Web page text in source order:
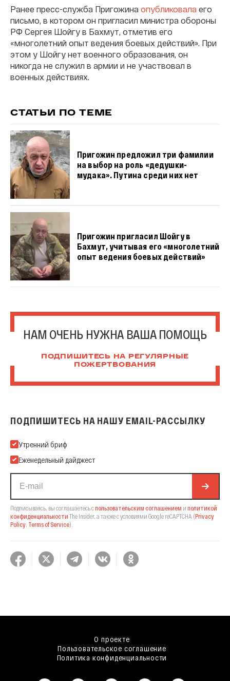
Ранее пресс-служба Пригожина опубликовала его
письмо, в котором он пригласил министра обороны
РФ Сергея Шойгу в Бахмут, отметив его
«многолетний опыт ведения боевых действий». При
этом у Шойгу нет военного образования, он
никогда не служил в армии и не участвовал в
военных действиях.
СТАТЬИ ПО ТЕМЕ
Пригожин предложил три фамилии
на выбор на роль «дедушки-
мудака». Путина среди них нет
Пригожин пригласил Шойгу в
Бахмут, учитывая его «многолетний
опыт ведения боевых действий»
НАМ ОЧЕНЬ НУЖНА ВАША ПОМОЩЬ
ПОДПИШИТЕСЬ НА РЕГУЛЯРНЫЕ
ПОЖЕРТВОВАНИЯ
ПОДПИШИТЕСЬ НА НАШУ EMAIL-РАССЫЛКУ
Подпишитесь на нашу Email-рассылку
Утренний бриф
Еженедельный дайджест
Подписываясь, вы соглашаетесь спользовательским соглашением и политикой
конфиденциальности The Insider, а также с условиями Google reCAPTCHA (Privacy
Policy, Terms of Service).
О проекте
Пользовательское соглашение
Политика конфиденциальности